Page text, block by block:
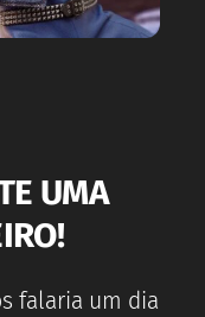
UMA
falaria um dia